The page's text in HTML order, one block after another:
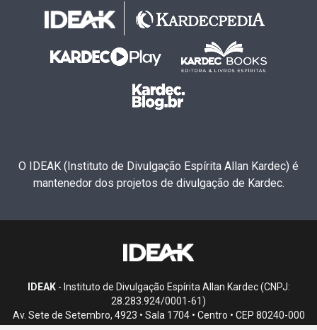
O IDEAK (Instituto de Divulgação Espírita Allan Kardec) é
mantenedor dos projetos de divulgação de Kardec.
IDEAK- Instituto de Divulgação Espírita Allan Kardec (CNPJ:
28.283.924/0001-61)
Av. Sete de Setembro, 4923 • Sala 1704 • Centro • CEP 80240-000